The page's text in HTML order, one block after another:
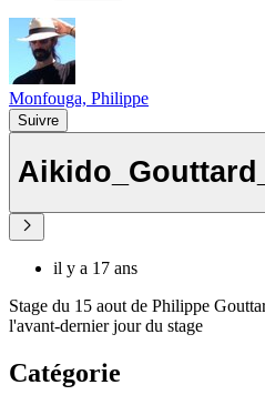
Monfouga, Philippe
Suivre
il y a 17 ans
Stage du 15 aout de Philippe
l'avant-dernier jour du stage
Catégorie